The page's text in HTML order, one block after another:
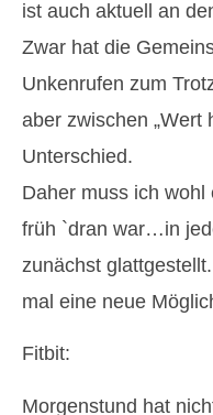
ist auch aktuell an
Zwar hat die
Unkenrufen zum
aber zwischen „Wert
Unterschied.
Daher muss ich
früh `dran war…in
zunächst
mal eine neue
Fitbit:
Morgenstund hat